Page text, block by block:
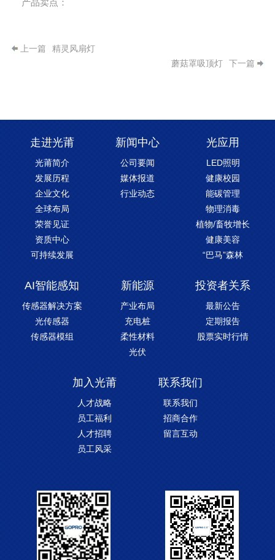
产品卖点：
上一篇
精灵风扇灯
蘑菇罩吸顶灯
下一篇
走进光莆
光莆简介
发展历程
企业文化
全球布局
荣誉见证
资质中心
可持续发展
新闻中心
公司要闻
媒体报道
行业动态
光应用
LED照明
健康校园
能碳管理
物理消毒
植物/畜牧增长
健康美容
“巴马”森林
AI智能感知
传感器解决方案
光传感器
传感器模组
新能源
产业布局
充电桩
柔性材料
光伏
投资者关系
最新公告
定期报告
股票实时行情
加入光莆
人才战略
员工福利
人才招聘
员工风采
联系我们
联系我们
招商合作
留言互动